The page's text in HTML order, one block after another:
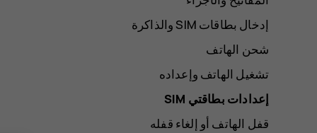
شحن الهاتف
تشغيل الهاتف وإعداده
إعدادات بطاقتي SIM
قفل الهاتف أو إلغاء قفله